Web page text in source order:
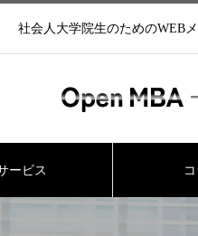
社会人大学院生のためのWEB
ービス